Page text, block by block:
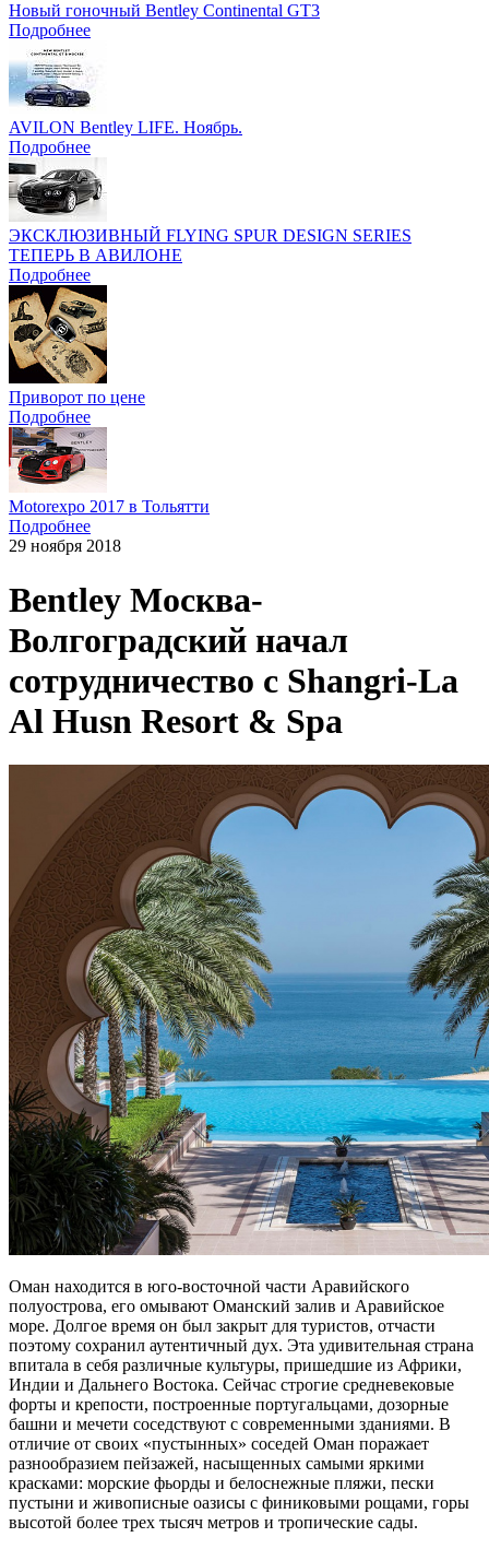
Новый гоночный Bentley Continental GT3
Подробнее
AVILON Bentley LIFE. Ноябрь.
Подробнее
ЭКСКЛЮЗИВНЫЙ FLYING SPUR DESIGN SERIES
ТЕПЕРЬ В АВИЛОНЕ
Подробнее
Приворот по цене
Подробнее
Motorexpo 2017 в Тольятти
Подробнее
29 ноября 2018
Bentley Москва-
Волгоградский начал
сотрудничество с Shangri-La
Al Husn Resort & Spa
Оман находится в юго-восточной части Аравийского
полуострова, его омывают Оманский залив и Аравийское
море. Долгое время он был закрыт для туристов, отчасти
поэтому сохранил аутентичный дух. Эта удивительная страна
впитала в себя различные культуры, пришедшие из Африки,
Индии и Дальнего Востока. Сейчас строгие средневековые
форты и крепости, построенные португальцами, дозорные
башни и мечети соседствуют с современными зданиями. В
отличие от своих «пустынных» соседей Оман поражает
разнообразием пейзажей, насыщенных самыми яркими
красками: морские фьорды и белоснежные пляжи, пески
пустыни и живописные оазисы с финиковыми рощами, горы
высотой более трех тысяч метров и тропические сады.